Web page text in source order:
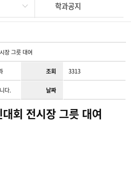
학과공지
장 그릇 대여
조회 3313
다. 날짜
회 전시장 그릇 대여